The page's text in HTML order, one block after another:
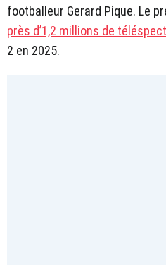
footballeur Gerard Pique. Le
près d’1,2 millions de
2 en 2025.